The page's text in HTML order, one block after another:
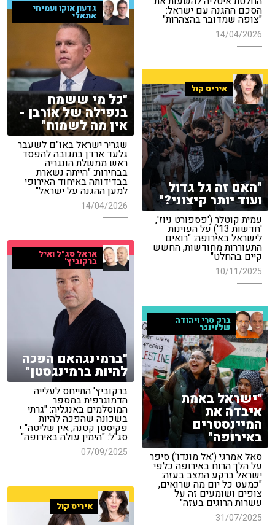
הסכם ההגנה עם ישראל:
"צופה שמדובר בהצהרות"
14/04/2026
גדעון אוקו ועמיחי
אתאלי
"כל מי ששמח
בנפילה של אורבן -
אין מה לשמוח"
שגריר ישראל באו"ם לשעבר
גלעד ארדן בתגובה להפסד
ראש ממשלת הונגריה
בבחירות: "הייתה נשארת
בבדידותה באיחוד האירופי
למען ההגנה על ישראל"
14/04/2026
איריס קול
"האם זה גל גדול
ועוד יותר קיצוני?"
עמית קוטלר ('פספורט ניוז',
'חדשות 13') על העוינות
לישראל באירופה: "רואים
התעוררות מחודשות, החשש
קיים בהחלט"
10/11/2025
אראל סג"ל ואיל
ברקוביץ'
"ברמינגהאם הפכה
להיות ברמינגסטן"
ברקוביץ' התייחס לעלייה
הדמוגרפית במספר
המוסלמים באנגליה: "גרתי
בשכונה שהפכה להיות
פקיסטן קטנה, אין שליטה" •
סג"ל: "הימין עולה באירופה"
07/09/2025
ברק סרי ויהודה
שלזינגר
"ישראל באמת
איבדה את
המיינסטרים
באירופה"
סאל אמרגי ('אל מונדו') סיפר
על הלך הרוח באירופה כלפי
ישראל ברקע המצב בעזה:
"כמעט כל יום מה שרואים,
צופים ושומעים זה על
עשרות הרוגים בעזה"
31/07/2025
איריס קול